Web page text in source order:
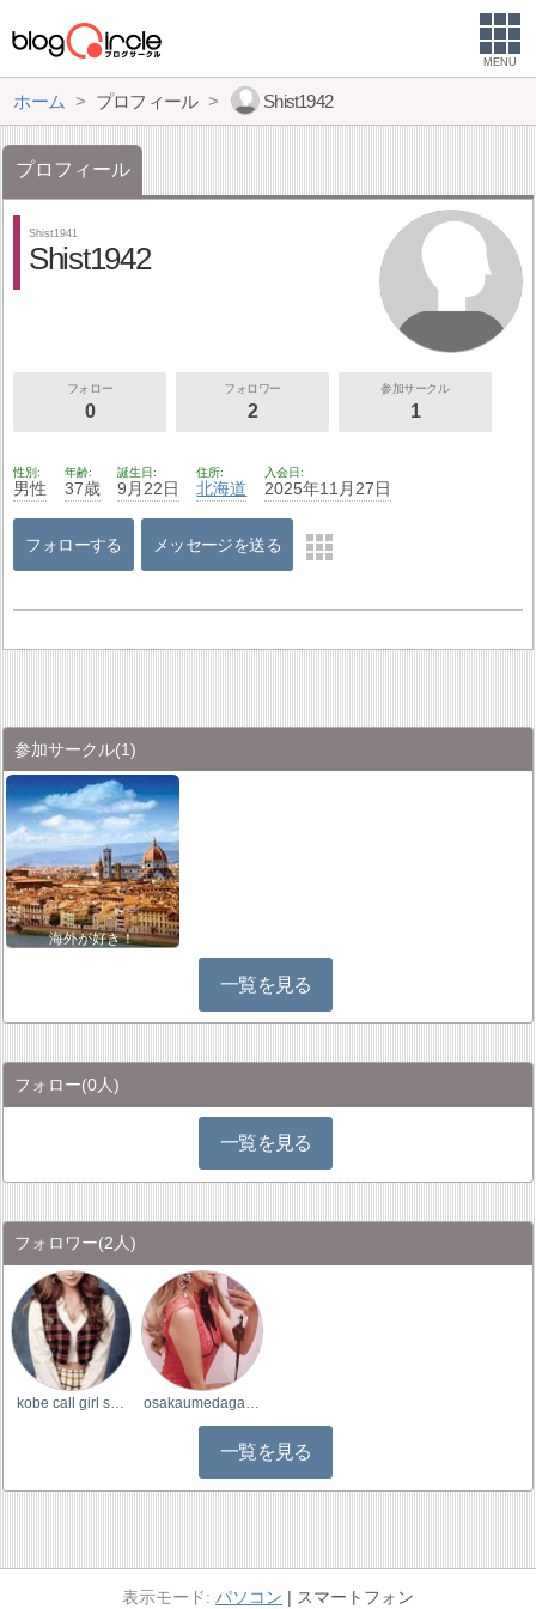
MENU
ホーム プロフィール Shist1942
プロフィール
Shist1941
Shist1942
フォロー
0
フォロワー
2
参加サークル
1
性別
男性
年齢
37歳
誕生日
9月22日
住所
北海道
入会日
2025年11月27日
フォローする メッセージを送る
参加サークル(1)
海外が好き！
一覧を見る
フォロー(0人)
一覧を見る
フォロワー(2人)
kobe call girl s…
一覧を見る
パソコン スマートフォン